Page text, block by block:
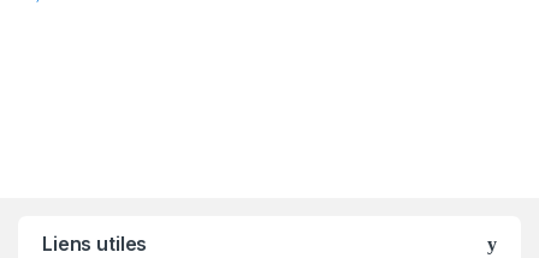
Liens utiles